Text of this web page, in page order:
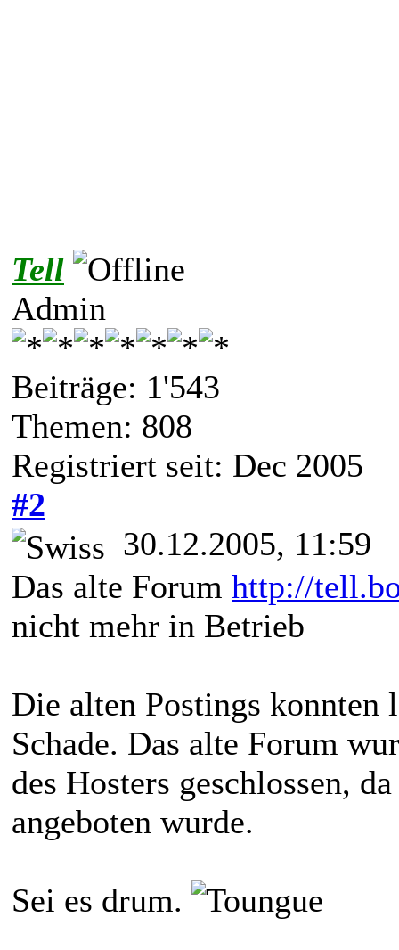
Tell
Admin
Beiträge: 1'543
Themen: 808
Registriert seit: Dec 2005
#2
30.12.2005, 11:59
Das alte Forum http://
nicht mehr in Betrieb
Die alten Postings konnten
Schade. Das alte Forum
des Hosters geschlossen,
angeboten wurde.
Sei es drum.